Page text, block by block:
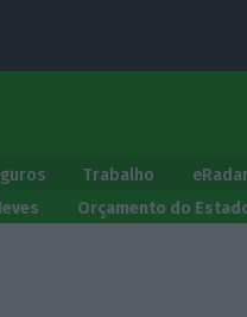
Trabalho
Orçamento do